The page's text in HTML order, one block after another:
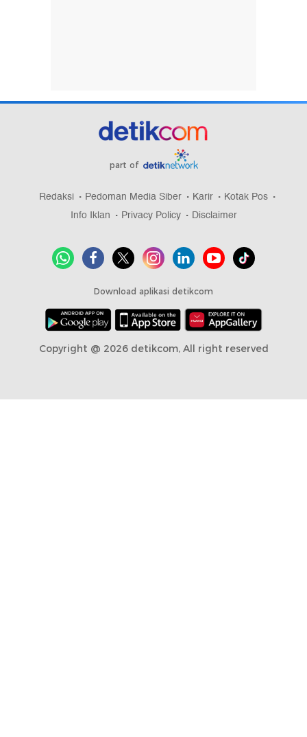
part of
Redaksi Pedoman Media Siber Karir
Kotak Pos
Info Iklan
Privacy Policy Disclaimer
Download aplikasi detikcom
Copyright @ 2026 detikcom, All right reserved